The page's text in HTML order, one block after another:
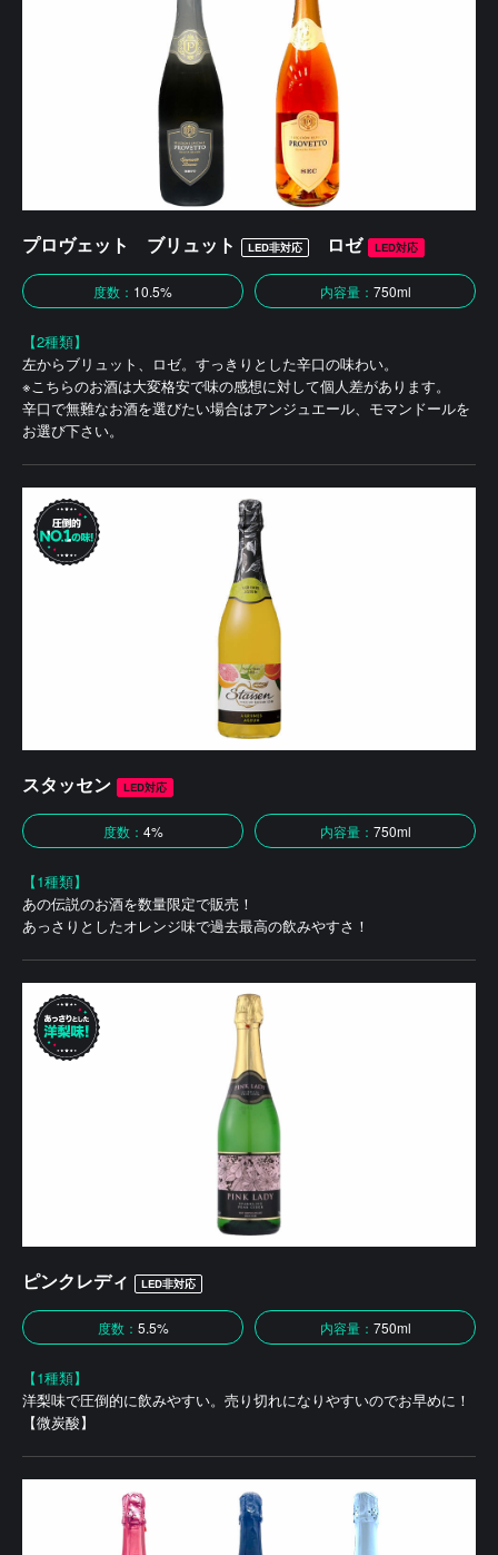
プロヴェット ブリュット LED非対応 ロゼ LED対応
度数： 10.5% 内容量： 750ml
【2種類】
左からブリュット、ロゼ。すっきりとした辛口の味わい。
※こちらのお酒は大変格安で味の感想に対して個人差があります。
辛口で無難なお酒を選びたい場合はアンジュエール、モマンドールを
お選び下さい。
スタッセン LED対応
度数： 4% 内容量： 750ml
【1種類】
あの伝説のお酒を数量限定で販売！
あっさりとしたオレンジ味で過去最高の飲みやすさ！
ピンクレディ LED非対応
度数： 5.5% 内容量： 750ml
【1種類】
洋梨味で圧倒的に飲みやすい。売り切れになりやすいのでお早めに！
【微炭酸】